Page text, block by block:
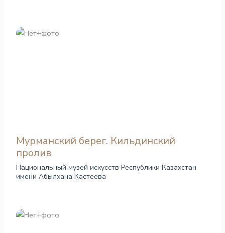
Мурманский берег. Кильдинский
пролив
Национальный музей искусств Республики Казахстан
имени Абылхана Кастеева